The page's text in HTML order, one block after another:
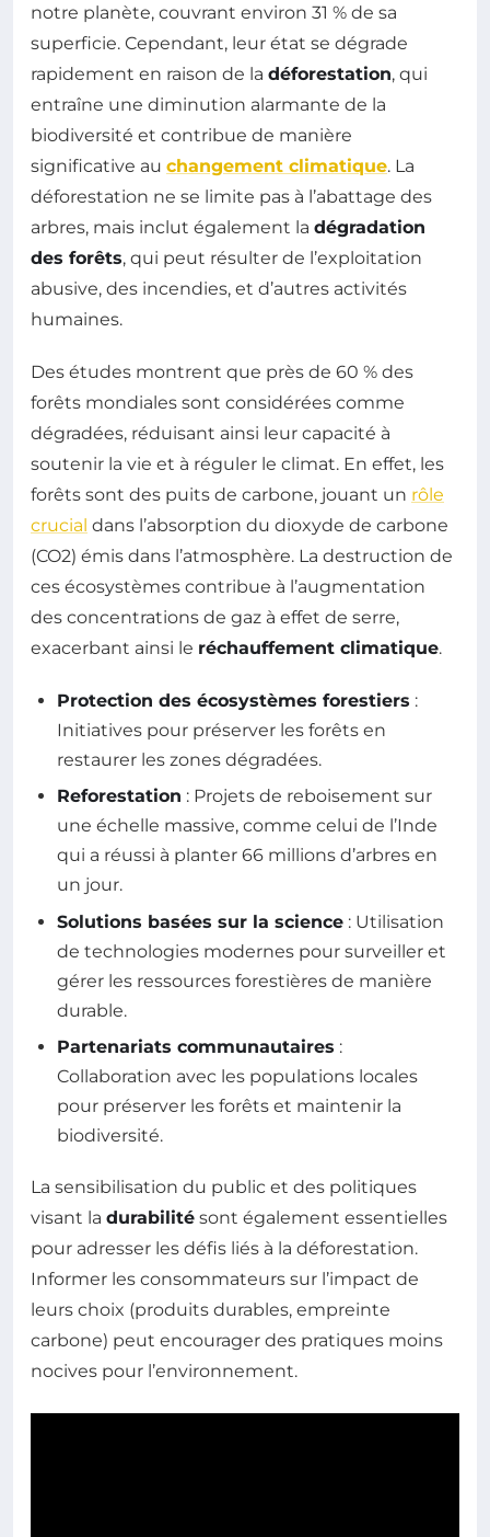
notre planète, couvrant environ 31 % de sa
superficie. Cependant, leur état se dégrade
rapidement en raison de la déforestation, qui
entraîne une diminution alarmante de la
biodiversité et contribue de manière
significative au changement climatique. La
déforestation ne se limite pas à l’abattage des
arbres, mais inclut également la dégradation
des forêts, qui peut résulter de l’exploitation
abusive, des incendies, et d’autres activités
humaines.
Des études montrent que près de 60 % des
forêts mondiales sont considérées comme
dégradées, réduisant ainsi leur capacité à
soutenir la vie et à réguler le climat. En effet, les
forêts sont des puits de carbone, jouant un rôle
crucial dans l’absorption du dioxyde de carbone
(CO2) émis dans l’atmosphère. La destruction de
ces écosystèmes contribue à l’augmentation
des concentrations de gaz à effet de serre,
exacerbant ainsi le réchauffement climatique.
Protection des écosystèmes forestiers :
Initiatives pour préserver les forêts en
restaurer les zones dégradées.
Reforestation : Projets de reboisement sur
une échelle massive, comme celui de l’Inde
qui a réussi à planter 66 millions d’arbres en
un jour.
Solutions basées sur la science : Utilisation
de technologies modernes pour surveiller et
gérer les ressources forestières de manière
durable.
Partenariats communautaires :
Collaboration avec les populations locales
pour préserver les forêts et maintenir la
biodiversité.
La sensibilisation du public et des politiques
visant la durabilité sont également essentielles
pour adresser les défis liés à la déforestation.
Informer les consommateurs sur l’impact de
leurs choix (produits durables, empreinte
carbone) peut encourager des pratiques moins
nocives pour l’environnement.